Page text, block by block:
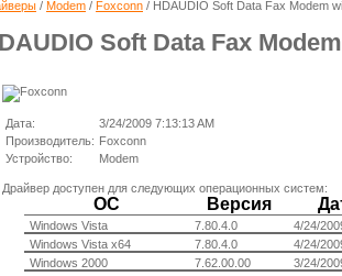
/ Modem / Foxconn / HDAUDIO Soft Data Fax Modem
Soft Data Fax
Дата:
3/24/2009 7:13:13 AM
Производитель: Foxconn
Устройство:
Modem
Драйвер доступен для следующих операционных систем:
ОС Версия
Windows Vista 7.80.4.0
4/24/
Windows Vista x64
7.80.4.0
4/24/
Windows 2000
7.62.00.00
3/24/